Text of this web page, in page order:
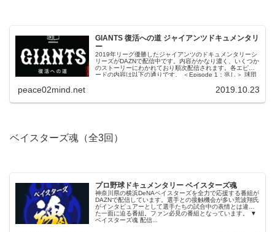
GIANTS 復活への道 ジャイアンツドキュメンタリ
ー
2019年リーグ優勝したジャイアンツのドキュメンタリーシ
リーズがDAZNで配信中です。内容がかなり濃く、いくつか
のストーリーにわかれており順次配信されます。各エピソ
ードの内容は以下の通りです。 ＜Episode 1：兆し＞ 球団
peace02mind.net 2019.10.23
ベイスターズ魂（全3回）
プロ野球ドキュメンタリー ベイスターズ魂
神奈川県の横浜DeNAベイスターズを全力で応援する番組が
DAZNで配信しています。選手との接触機会が多い荒波翔氏
がインタビュアーとして選手たちの試合中の表情とは違っ
た一面に迫る番組。ファン必見の番組となっています。 ▼
ベイスターズ魂 配信...